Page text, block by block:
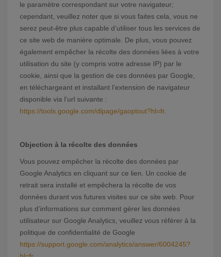
le paramètre correspondant sur votre navigateur;
cependant, veuillez noter que si vous faites cela, vous ne
serez peut-être plus capable d’utiliser tous les services de
ce site web de manière optimale. De plus, vous pouvez
également empêcher la récolte des données liées à votre
utilisation du site (y compris votre adresse IP) par le
cookie, ainsi que la gestion de ces données par Google,
en téléchargeant et installant l’extension de navigateur
disponible via l’url suivante :
https://tools.google.com/dlpage/gaoptout?hl=fr.
Objection à la récolte des données
Vous pouvez empêcher la récolte des données par
Google Analytics en cliquant sur ce lien. Un cookie de
retrait sera installé et empêchera la récolte de vos
données durant vos futures visites sur ce site web. Pour
plus d’informations sur comment gérer les données
utilisateur sur Google Analytics, veuillez vous référer à la
politique de confidentialité de Google
https://support.google.com/analytics/answer/6004245?